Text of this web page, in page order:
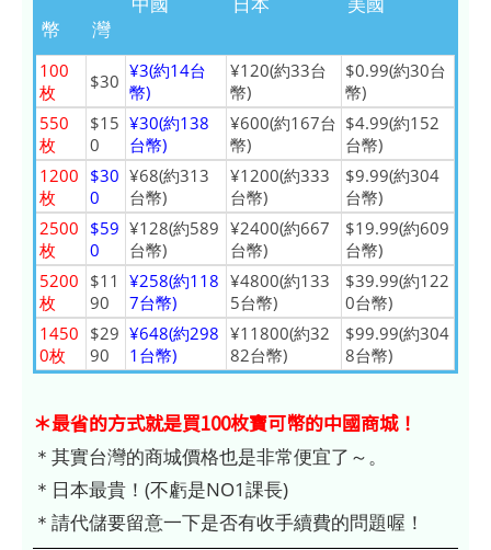
幣
灣
100
枚
$30 ¥3(約14台
幣)
¥120(約33台
幣)
$0.99(約30台
幣)
550
枚
$15
0
¥30(約138
台幣)
¥600(約167台
幣)
$4.99(約152
台幣)
1200
枚
$30
0
¥68(約313
台幣)
¥1200(約333
台幣)
$9.99(約304
台幣)
2500
枚
$59
0
¥128(約589
台幣)
¥2400(約667
台幣)
$19.99(約609
台幣)
5200
枚
$11
90
¥258(約118
7台幣)
¥4800(約133
5台幣)
$39.99(約122
0台幣)
1450
0枚
$29
90
¥648(約298
1台幣)
¥11800(約32
82台幣)
$99.99(約304
8台幣)
＊最省的方式就是買100枚寶可幣的中國商城！
＊其實台灣的商城價格也是非常便宜了～。
＊日本最貴！(不虧是NO1課長)
＊請代儲要留意一下是否有收手續費的問題喔！